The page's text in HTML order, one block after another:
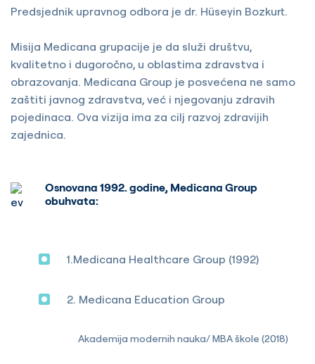
Predsjednik upravnog odbora je dr. Hüseyin Bozkurt.
Misija Medicana grupacije je da služi društvu,
kvalitetno i dugoročno, u oblastima zdravstva i
obrazovanja. Medicana Group je posvećena ne samo
zaštiti javnog zdravstva, već i njegovanju zdravih
pojedinaca. Ova vizija ima za cilj razvoj zdravijih
zajednica.
Osnovana 1992. godine, Medicana Group
obuhvata:
1.Medicana Healthcare Group (1992)
2. Medicana Education Group
Akademija modernih nauka/ MBA škole (2018)